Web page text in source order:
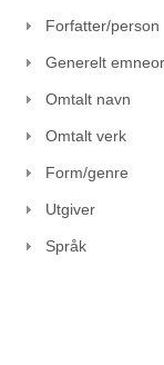
Forfatter/person
Generelt
Omtalt navn
Omtalt verk
Form/genre
Utgiver
Språk